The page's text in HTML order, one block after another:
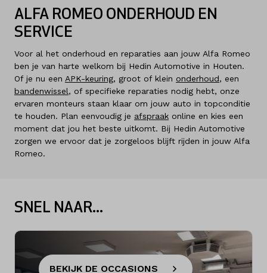
ALFA ROMEO ONDERHOUD EN
SERVICE
Voor al het onderhoud en reparaties aan jouw Alfa Romeo
ben je van harte welkom bij Hedin Automotive in Houten.
Of je nu een APK-keuring, groot of klein onderhoud, een
bandenwissel, of specifieke reparaties nodig hebt, onze
ervaren monteurs staan klaar om jouw auto in topconditie
te houden. Plan eenvoudig je afspraak online en kies een
moment dat jou het beste uitkomt. Bij Hedin Automotive
zorgen we ervoor dat je zorgeloos blijft rijden in jouw Alfa
Romeo.
SNEL NAAR...
BEKIJK DE OCCASIONS